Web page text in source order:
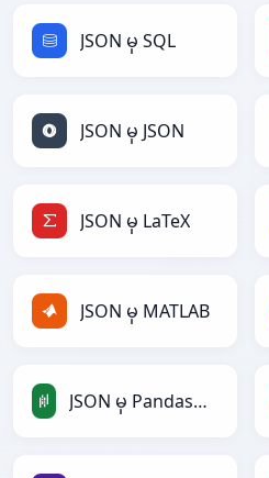
JSON မှ SQL
JSON မှ JSON
JSON မှ LaTeX
JSON မှ MATLAB
JSON မှ PandasDataFrame